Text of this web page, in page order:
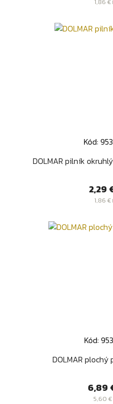
Kód:
DOLMAR pilník
Cena
2,29
1,86 €
Kód:
DOLMAR
Cena
6,89
5,60 €